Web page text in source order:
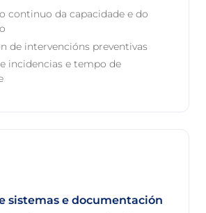
continuo da capacidade e do
de intervencións preventivas
incidencias e tempo de
sistemas e documentación